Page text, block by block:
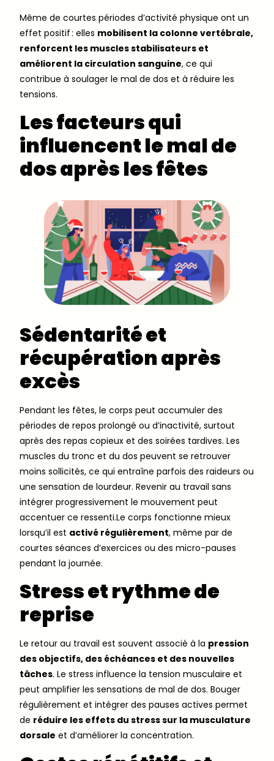
Même de courtes périodes d’activité physique ont un
effet positif : elles mobilisent la colonne vertébrale,
renforcent les muscles stabilisateurs et
améliorent la circulation sanguine, ce qui
contribue à soulager le mal de dos et à réduire les
tensions.
Les facteurs qui
influencent le mal de
dos après les fêtes
Sédentarité et
récupération après
excès
Pendant les fêtes, le corps peut accumuler des
périodes de repos prolongé ou d’inactivité, surtout
après des repas copieux et des soirées tardives. Les
muscles du tronc et du dos peuvent se retrouver
moins sollicités, ce qui entraîne parfois des raideurs ou
une sensation de lourdeur. Revenir au travail sans
intégrer progressivement le mouvement peut
accentuer ce ressenti.Le corps fonctionne mieux
lorsqu’il est activé régulièrement, même par de
courtes séances d’exercices ou des micro-pauses
pendant la journée.
Stress et rythme de
reprise
Le retour au travail est souvent associé à la pression
des objectifs, des échéances et des nouvelles
tâches. Le stress influence la tension musculaire et
peut amplifier les sensations de mal de dos. Bouger
régulièrement et intégrer des pauses actives permet
de réduire les effets du stress sur la musculature
dorsale et d’améliorer la concentration.